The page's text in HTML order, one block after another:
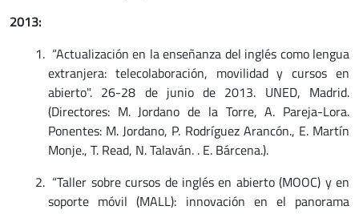
2013:
“Actualización en la enseñanza del inglés como lengua
extranjera: telecolaboración, movilidad y cursos en
abierto". 26-28 de junio de 2013. UNED, Madrid.
(Directores: M. Jordano de la Torre, A. Pareja-Lora.
Ponentes: M. Jordano, P. Rodríguez Arancón., E. Martín
Monje., T. Read, N. Talaván. . E. Bárcena.).
“Taller sobre cursos de inglés en abierto (MOOC) y en
soporte móvil (MALL): innovación en el panorama